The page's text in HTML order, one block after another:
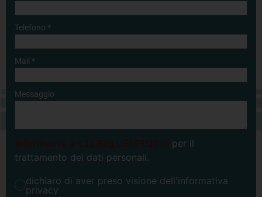
Telefono *
Mail *
Messaggio
Informativa art.13 Reg.UE679/2016 per il
trattamento dei dati personali.
dichiaro di aver preso visione dell'informativa
privacy